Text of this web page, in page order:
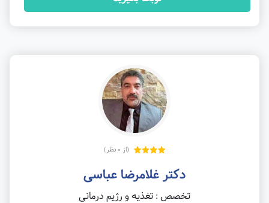
(از 0 نظر)
دکتر غلامرضا عباسی
تخصص : تغذیه و رژیم درمانی